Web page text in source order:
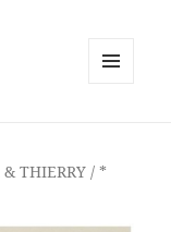
& THIERRY / *